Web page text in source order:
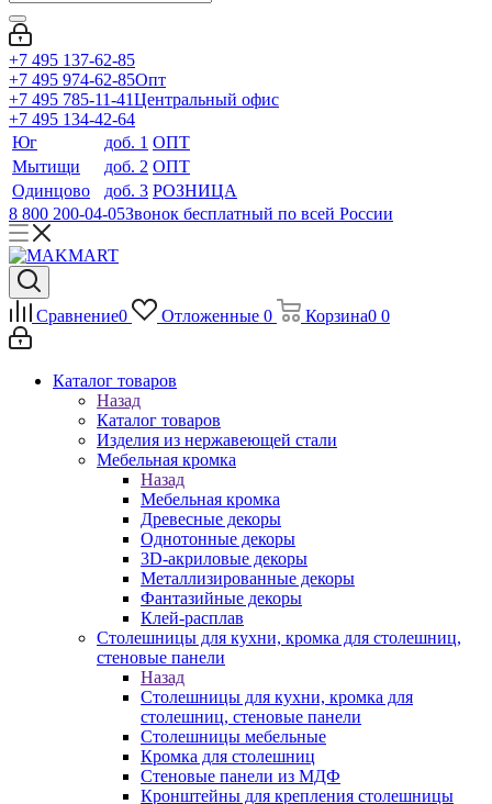
+7 495 137-62-85
+7 495 974-62-85Опт
+7 495 785-11-41Центральный офис
+7 495 134-42-64
Юг
доб. 1 ОПТ
Мытищи
доб. 2 ОПТ
Одинцово
доб. 3 РОЗНИЦА
8 800 200-04-05Звонок бесплатный по всей России
Сравнение0 Отложенные 0 Корзина0 0
Каталог товаров
Назад
Каталог товаров
Изделия из нержавеющей стали
Мебельная кромка
Назад
Мебельная кромка
Древесные декоры
Однотонные декоры
3D-акриловые декоры
Металлизированные декоры
Фантазийные декоры
Клей-расплав
Столешницы для кухни, кромка для столешниц,
стеновые панели
Назад
Столешницы для кухни, кромка для
столешниц, стеновые панели
Столешницы мебельные
Кромка для столешниц
Стеновые панели из МДФ
Кронштейны для крепления столешницы